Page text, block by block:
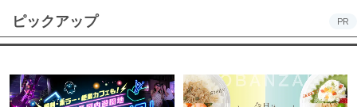
ピックアップ PR